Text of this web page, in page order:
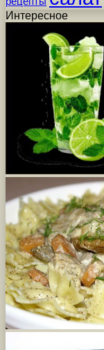
Интересное